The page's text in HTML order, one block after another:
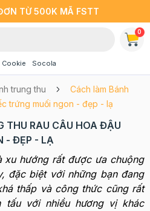
TỪ 500K MÃ FSTT
Cookie Socola
0
trung thu
Cách làm Bánh
trứng muối ngon - đẹp - lạ
THU RAU CÂU HOA ĐẬU
- ĐẸP - LẠ
xu hướng rất được ưa chuộng
đặc biệt với những bạn đang
thấp và công thức cũng rất
tấu với nhiều hương vị khác